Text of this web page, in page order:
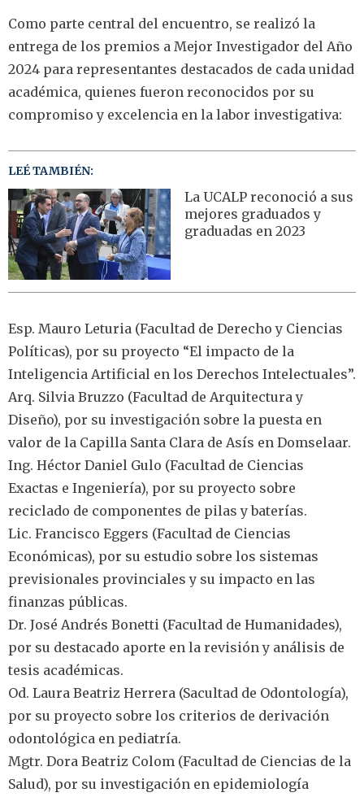
Como parte central del encuentro, se realizó la
entrega de los premios a Mejor Investigador del Año
2024 para representantes destacados de cada unidad
académica, quienes fueron reconocidos por su
compromiso y excelencia en la labor investigativa:
LEÉ TAMBIÉN:
La UCALP reconoció a sus
mejores graduados y
graduadas en 2023
Esp. Mauro Leturia (Facultad de Derecho y Ciencias
Políticas), por su proyecto “El impacto de la
Inteligencia Artificial en los Derechos Intelectuales”.
Arq. Silvia Bruzzo (Facultad de Arquitectura y
Diseño), por su investigación sobre la puesta en
valor de la Capilla Santa Clara de Asís en Domselaar.
Ing. Héctor Daniel Gulo (Facultad de Ciencias
Exactas e Ingeniería), por su proyecto sobre
reciclado de componentes de pilas y baterías.
Lic. Francisco Eggers (Facultad de Ciencias
Económicas), por su estudio sobre los sistemas
previsionales provinciales y su impacto en las
finanzas públicas.
Dr. José Andrés Bonetti (Facultad de Humanidades),
por su destacado aporte en la revisión y análisis de
tesis académicas.
Od. Laura Beatriz Herrera (Sacultad de Odontología),
por su proyecto sobre los criterios de derivación
odontológica en pediatría.
Mgtr. Dora Beatriz Colom (Facultad de Ciencias de la
Salud), por su investigación en epidemiología